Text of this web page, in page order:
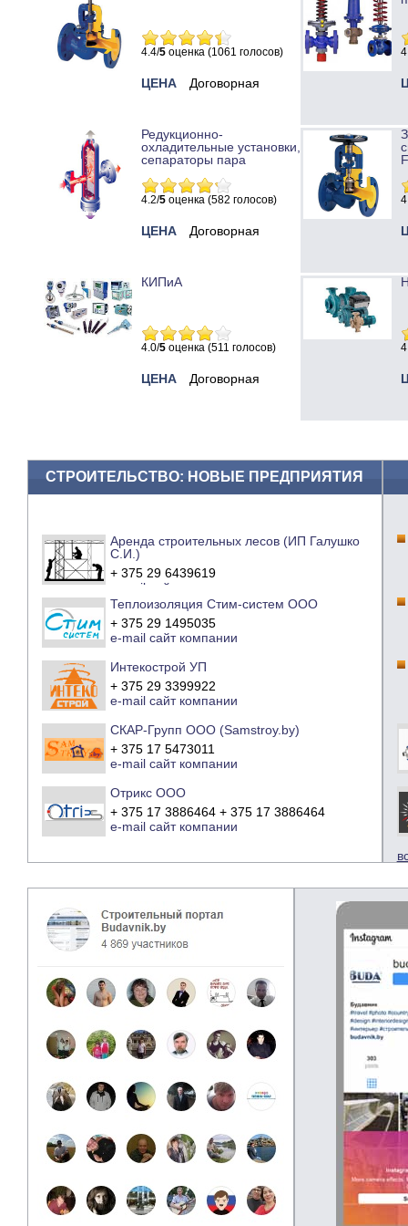
4.4/5 оценка (1061 голосов)
ЦЕНА Договорная
Редукционно-
охладительные установки,
сепараторы пара
4.2/5 оценка (582 голосов)
ЦЕНА Договорная
КИПиА
4.0/5 оценка (511 голосов)
ЦЕНА Договорная
СТРОИТЕЛЬСТВО: НОВЫЕ ПРЕДПРИЯТИЯ
Аренда строительных лесов (ИП Галушко
С.И.)
+ 375 29 6439619
e-mail
сайт компании
Теплоизоляция Стим-систем ООО
+ 375 29 1495035
e-mail сайт компании
Интекострой УП
+ 375 29 3399922
e-mail сайт компании
СКАР-Групп ООО (Samstroy.by)
+ 375 17 5473011
e-mail сайт компании
Отрикс ООО
+ 375 17 3886464 + 375 17 3886464
e-mail сайт компании